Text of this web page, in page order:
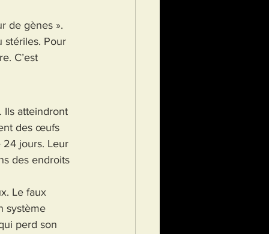
de gènes ».
stériles. Pour
C’est
Ils atteindront
des œufs
24 jours. Leur
des endroits
Le faux
système
perd son